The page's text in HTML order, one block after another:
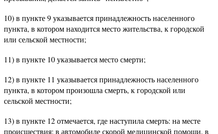
10) в пункте 9 указывается принадлежность населенного
пункта, в котором находится место жительства, к городской
или сельской местности;
11) в пункте 10 указывается место смерти;
12) в пункте 11 указывается принадлежность населенного
пункта, в котором произошла смерть, к городской или
сельской местности;
13) в пункте 12 отмечается, где наступила смерть: на месте
происшествия; в автомобиле скорой медицинской помощи, в